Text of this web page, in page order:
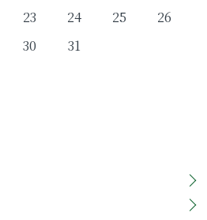
23 24 25
26
30 31